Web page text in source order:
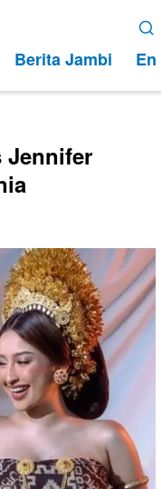
Berita Jambi
Jennifer